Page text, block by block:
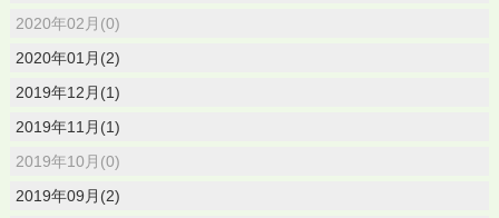
2020年02月(0)
2020年01月(2)
2019年12月(1)
2019年11月(1)
2019年10月(0)
2019年09月(2)